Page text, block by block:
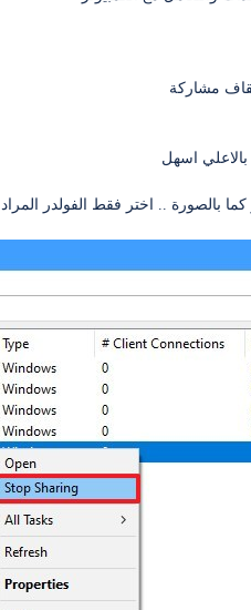
مشاركة
اسهل
بالصورة .. اختر فقط الفولدر المراد